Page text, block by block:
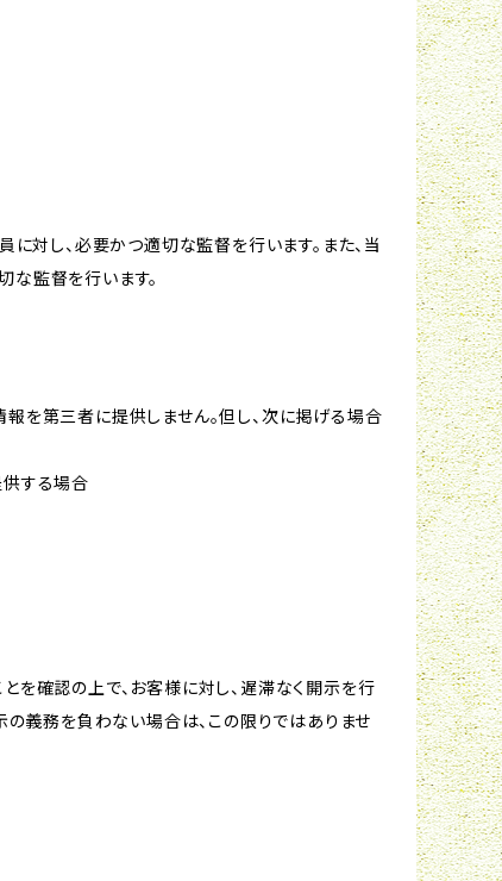
対し、必要かつ適切な監督を行います。また、当
監督を行います。
を第三者に提供しません。但し、次に掲げる場合
供する場合
を確認の上で、お客様に対し、遅滞なく開示を行
の義務を負わない場合は、この限りではありませ